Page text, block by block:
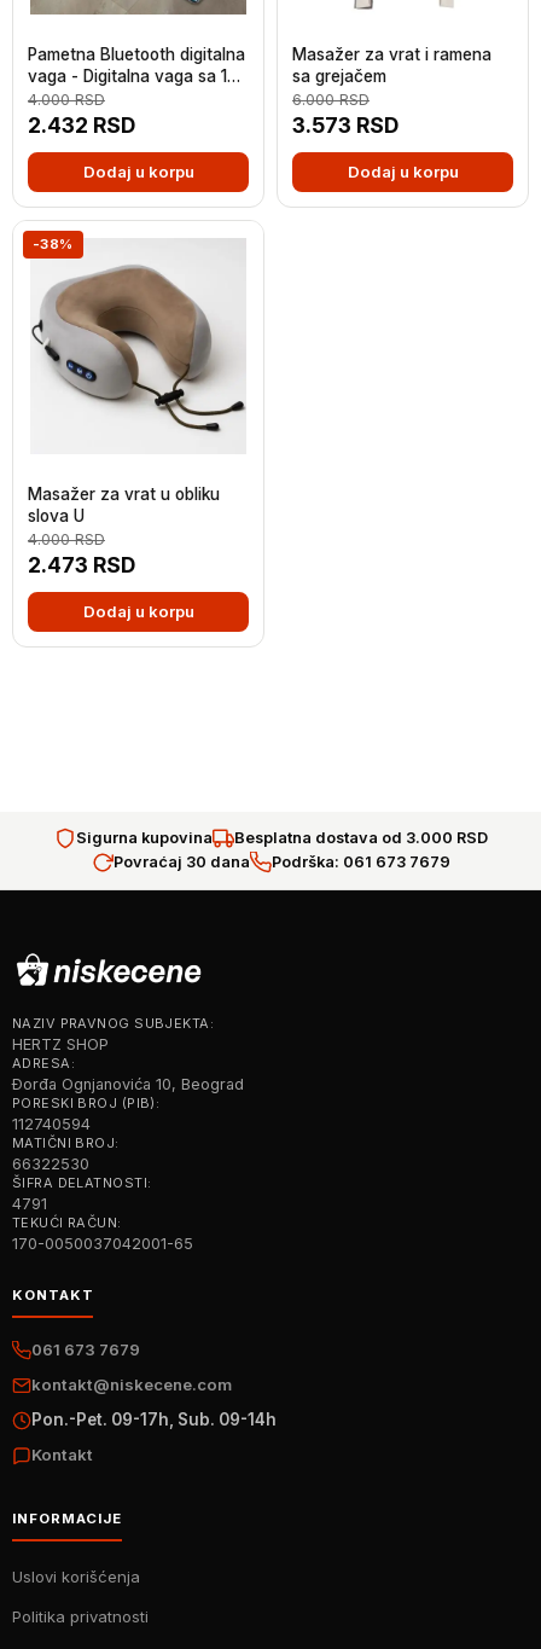
Pametna Bluetooth digitalna
vaga - Digitalna vaga sa 17
funkcija
2.432 RSD
4.000RSD
Dodaj u korpu
Masažer za vrat i ramena
sa grejačem
3.573 RSD
6.000RSD
Dodaj u korpu
-38%
Masažer za vrat u obliku
slova U
2.473 RSD
4.000RSD
Dodaj u korpu
Sigurna kupovina
Besplatna dostava od 3.000 RSD
Povraćaj 30 dana
Podrška: 061 673 7679
NAZIV PRAVNOG SUBJEKTA:
HERTZ SHOP
ADRESA:
Đorđa Ognjanovića 10, Beograd
PORESKI BROJ (PIB):
112740594
MATIČNI BROJ:
66322530
ŠIFRA DELATNOSTI:
4791
TEKUĆI RAČUN:
170-0050037042001-65
KONTAKT
061 673 7679
kontakt@niskecene.com
Pon.-Pet. 09-17h, Sub. 09-14h
Kontakt
INFORMACIJE
Uslovi korišćenja
Politika privatnosti